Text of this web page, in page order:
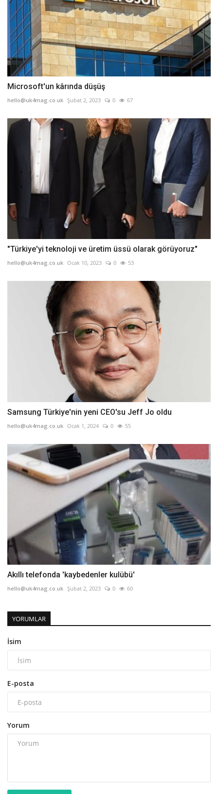
Microsoft'un kârında düşüş
hello@uk4mag.co.uk Şubat 2, 2023 0 67
"Türkiye'yi teknoloji ve üretim üssü olarak görüyoruz"
hello@uk4mag.co.uk Ocak 10, 2023 0 53
Samsung Türkiye'nin yeni CEO'su Jeff Jo oldu
hello@uk4mag.co.uk Ocak 1, 2024 0 55
Akıllı telefonda 'kaybedenler kulübü'
hello@uk4mag.co.uk Şubat 2, 2023 0 60
YORUMLAR
İsim
E-posta
Yorum